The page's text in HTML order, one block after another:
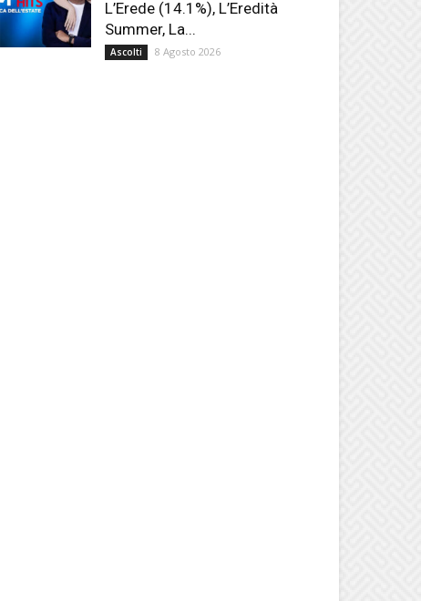
L’Erede (14.1%), L’Eredità
Summer, La...
Ascolti 8 Agosto 2026